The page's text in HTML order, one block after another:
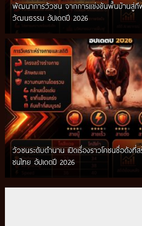
พัฒนาการวัวชน จากการแข่งขันพื้นบ้านสู่
วัฒนธรรม อัปเดตปี 2026
วัวชนระดับตำนาน เปิดเรื่องราวโคชนชื่อดังที่ส
ชนไทย อัปเดตปี 2026